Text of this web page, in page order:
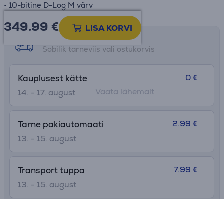
• 10-bitine D-Log M värv
349.99 € LISA KORVI
Tarne võimalused
Sobilik tarneviis vali ostukorvis
Kauplusest kätte
14. - 17. august
0 €
Vaata lähemalt
Tarne pakiautomaati
13. - 15. august
2.99 €
Transport tuppa
13. - 15. august
7.99 €